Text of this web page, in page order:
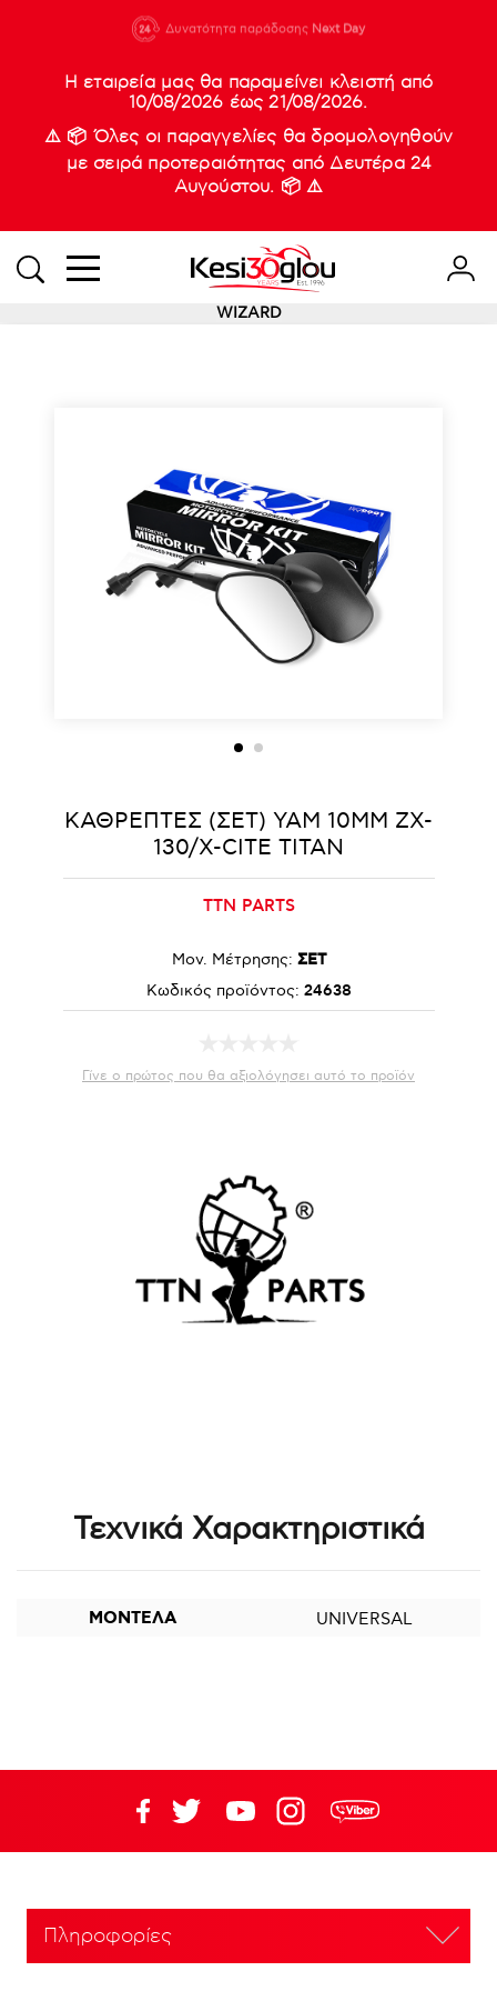
210 88 21
933
Δυνατότητα παράδοσης Next Day
Νέες
Η εταιρεία μας θα παραμείνει κλειστή από
10/08/2026 έως 21/08/2026.
⚠️ 📦 Όλες οι παραγγελίες θα δρομολογηθούν
με σειρά προτεραιότητας από Δευτέρα 24
Αυγούστου. 📦 ⚠️
WIZARD
ΚΑΘΡΕΠΤΕΣ (ΣΕΤ) YAM 10MM ZX-
130/X-CITE TITAN
TTN PARTS
Μον. Μέτρησης: ΣΕΤ
Κωδικός προϊόντος: 24638
Γίνε ο πρώτος που θα αξιολόγησει αυτό το προϊόν
Τεχνικά Χαρακτηριστικά
ΜΟΝΤΕΛΑ UNIVERSAL
Πληροφορίες